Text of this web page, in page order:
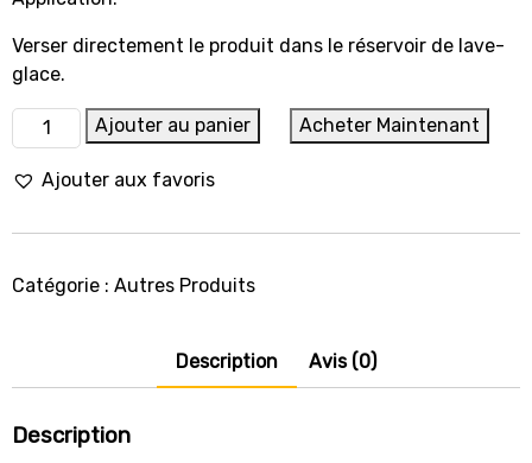
Verser directement le produit dans le réservoir de lave-
glace.
quantité
de
Lave
ÉTÉ
5323K
Ajouter au panier Acheter Maintenant
Ajouter aux favoris
Catégorie : Autres Produits
Description Avis (0)
Description